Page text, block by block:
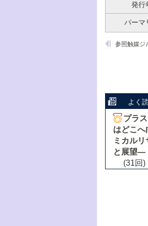
発行
パーマ
よく
プラ
はどこ
ミカル
と展望―
(31回)